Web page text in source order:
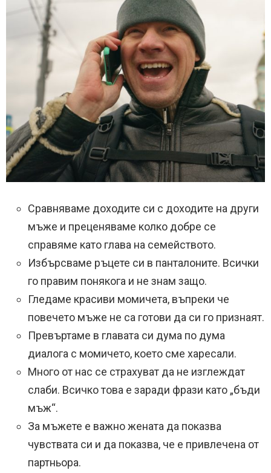
Сравняваме доходите си с доходите на други
мъже и преценяваме колко добре се
справяме като глава на семейството.
Избърсваме ръцете си в панталоните. Всички
го правим понякога и не знам защо.
Гледаме красиви момичета, въпреки че
повечето мъже не са готови да си го признаят.
Превъртаме в главата си дума по дума
диалога с момичето, което сме харесали.
Много от нас се страхуват да не изглеждат
слаби. Всичко това е заради фрази като „бъди
мъж“.
За мъжете е важно жената да показва
чувствата си и да показва, че е привлечена от
партньора.